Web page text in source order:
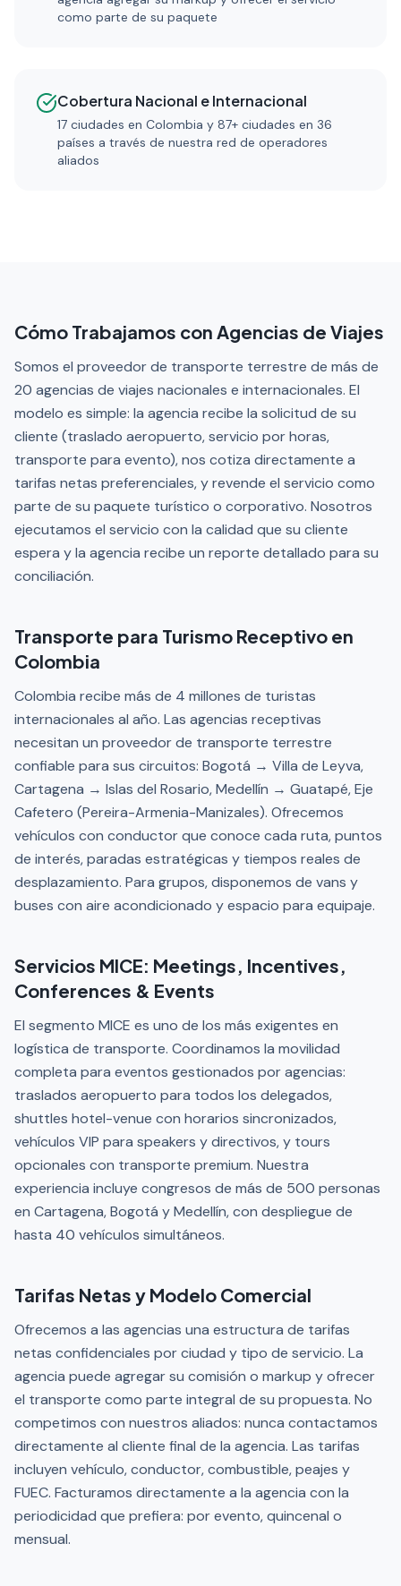
como parte de su paquete
Cobertura Nacional e Internacional
17 ciudades en Colombia y 87+ ciudades en 36
países a través de nuestra red de operadores
aliados
Cómo Trabajamos con Agencias de Viajes
Somos el proveedor de transporte terrestre de más de
20 agencias de viajes nacionales e internacionales. El
modelo es simple: la agencia recibe la solicitud de su
cliente (traslado aeropuerto, servicio por horas,
transporte para evento), nos cotiza directamente a
tarifas netas preferenciales, y revende el servicio como
parte de su paquete turístico o corporativo. Nosotros
ejecutamos el servicio con la calidad que su cliente
espera y la agencia recibe un reporte detallado para su
conciliación.
Transporte para Turismo Receptivo en
Colombia
Colombia recibe más de 4 millones de turistas
internacionales al año. Las agencias receptivas
necesitan un proveedor de transporte terrestre
confiable para sus circuitos: Bogotá → Villa de Leyva,
Cartagena → Islas del Rosario, Medellín → Guatapé, Eje
Cafetero (Pereira-Armenia-Manizales). Ofrecemos
vehículos con conductor que conoce cada ruta, puntos
de interés, paradas estratégicas y tiempos reales de
desplazamiento. Para grupos, disponemos de vans y
buses con aire acondicionado y espacio para equipaje.
Servicios MICE: Meetings, Incentives,
Conferences & Events
El segmento MICE es uno de los más exigentes en
logística de transporte. Coordinamos la movilidad
completa para eventos gestionados por agencias:
traslados aeropuerto para todos los delegados,
shuttles hotel-venue con horarios sincronizados,
vehículos VIP para speakers y directivos, y tours
opcionales con transporte premium. Nuestra
experiencia incluye congresos de más de 500 personas
en Cartagena, Bogotá y Medellín, con despliegue de
hasta 40 vehículos simultáneos.
Tarifas Netas y Modelo Comercial
Ofrecemos a las agencias una estructura de tarifas
netas confidenciales por ciudad y tipo de servicio. La
agencia puede agregar su comisión o markup y ofrecer
el transporte como parte integral de su propuesta. No
competimos con nuestros aliados: nunca contactamos
directamente al cliente final de la agencia. Las tarifas
incluyen vehículo, conductor, combustible, peajes y
FUEC. Facturamos directamente a la agencia con la
periodicidad que prefiera: por evento, quincenal o
mensual.